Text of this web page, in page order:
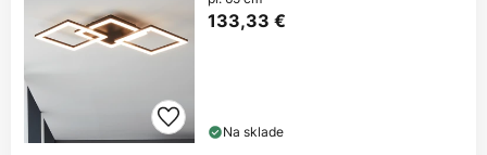
133,33 €
Na sklade